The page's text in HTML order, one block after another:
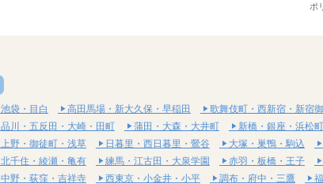
ポ
池袋・目白 高田馬場・新大久保・早稲田 歌舞伎町・西新宿・新宿
品川・五反田・大崎・田町
蒲田・大森・大井町 新橋・銀座・浜松町
上野・御徒町・浅草
日暮里・西日暮里・鶯谷 大塚・巣鴨・駒込
北千住・綾瀬・亀有
練馬・江古田・大泉学園 赤羽・板橋・王子
中野・荻窪・吉祥寺
西東京・小金井・小平 調布・府中・三鷹